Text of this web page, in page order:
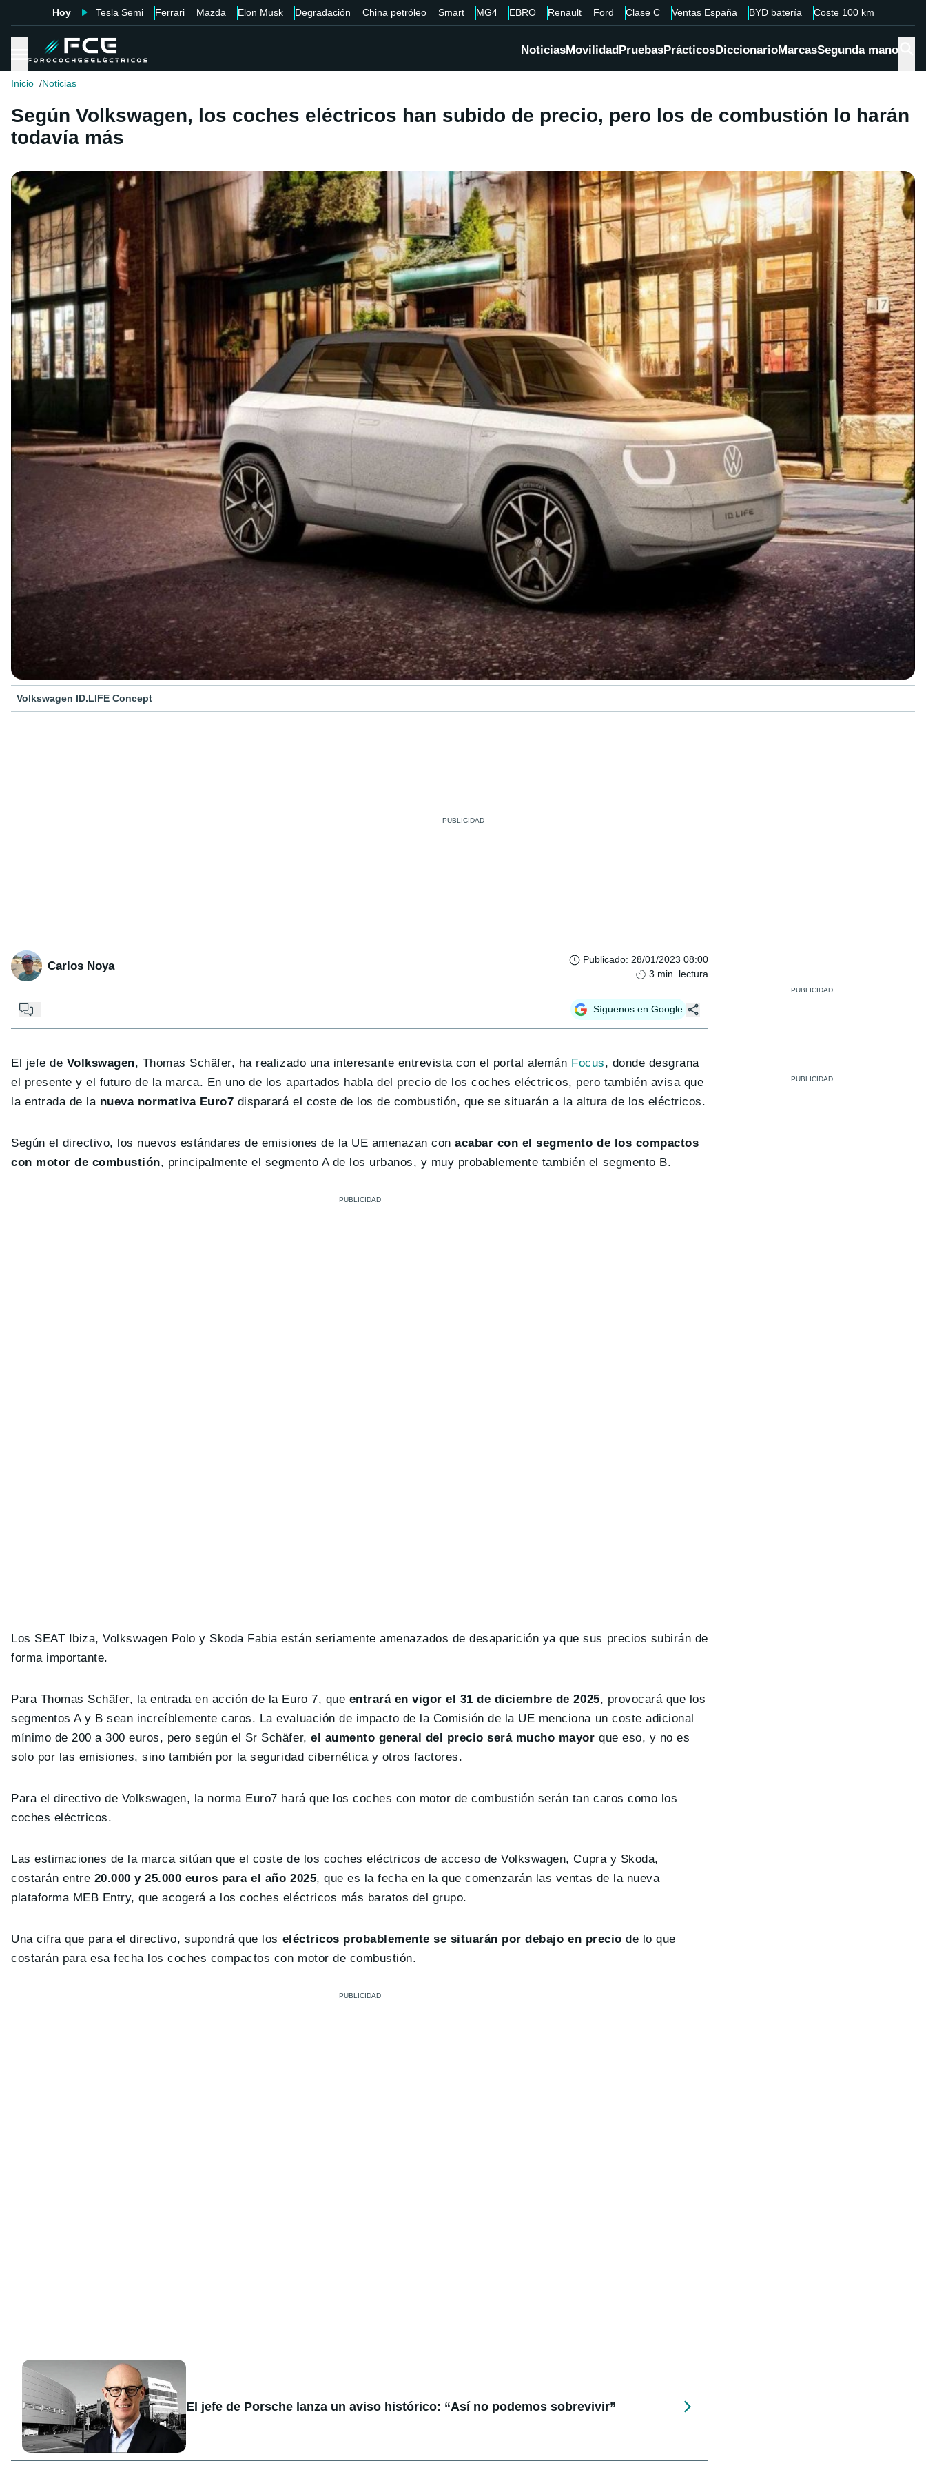
Hoy Tesla Semi Ferrari Mazda Elon Musk Degradación China petróleo Smart MG4 EBRO Renault Ford Clase C Ventas España BYD batería Coste 100 km
NoticiasMovilidadPruebasPrácticosDiccionarioMarcasSegunda mano
Inicio Noticias
Según Volkswagen, los coches eléctricos han subido de precio, pero los de combustión lo harán
todavía más
Volkswagen ID.LIFE Concept
Carlos Noya Publicado: 28/01/2023 08:00
3 min. lectura
... Síguenos en Google
El jefe de Volkswagen, Thomas Schäfer, ha realizado una interesante entrevista con el portal alemán Focus, donde desgrana
el presente y el futuro de la marca. En uno de los apartados habla del precio de los coches eléctricos, pero también avisa que
la entrada de lanueva normativa Euro7 disparará el coste de los de combustión, que se situarán a la altura de los eléctricos.
Según el directivo, los nuevos estándares de emisiones de la UE amenazan con acabar con el segmento de los compactos
con motor de combustión, principalmente el segmento A de los urbanos, y muy probablemente también el segmento B.
Los SEAT Ibiza, Volkswagen Polo y Skoda Fabia están seriamente amenazados de desaparición ya que sus precios subirán de
forma importante.
Para Thomas Schäfer, la entrada en acción de la Euro 7, que entrará en vigor el 31 de diciembre de 2025, provocará que los
segmentos A y B sean increíblemente caros. La evaluación de impacto de la Comisión de la UE menciona un coste adicional
mínimo de 200 a 300 euros, pero según el Sr Schäfer,el aumento general del precio será mucho mayor que eso, y no es
solo por las emisiones, sino también por la seguridad cibernética y otros factores.
Para el directivo de Volkswagen, la norma Euro7 hará que los coches con motor de combustión serán tan caros como los
coches eléctricos.
Las estimaciones de la marca sitúan que el coste de los coches eléctricos de acceso de Volkswagen, Cupra y Skoda,
costarán entre 20.000 y 25.000 euros para el año 2025, que es la fecha en la que comenzarán las ventas de la nueva
plataforma MEB Entry, que acogerá a los coches eléctricos más baratos del grupo.
Una cifra que para el directivo, supondrá que los eléctricos probablemente se situarán por debajo en precio de lo que
costarán para esa fecha los coches compactos con motor de combustión.
El jefe de Porsche lanza un aviso histórico: “Así no podemos sobrevivir”